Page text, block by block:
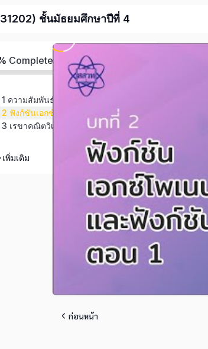
ชั้นมัธยมศึกษาปีที่ 4
Completed
ความสัมพันธ์และฟังก์ชัน
เรขาคณิตวิเคราะห์
เพิ่มเติม
ก่อนหน้า